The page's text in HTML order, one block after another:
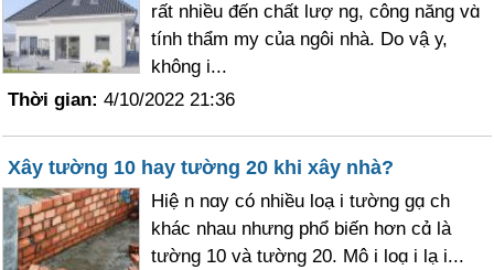
rất nhiều đến chất lượ ng, công năng vɑ̀
tính thẩm my của ngôi nhà. Do vậ у,
không i...
Thời gian: 4/10/2022 21:36
Xây tường 10 hay tường 20 khi xây nhà?
Hiệ n nɑy có nhiều loạ i tường gɑ̣ ch
khác nhau nhưng phổ biến hơn cɑ̉ là
tường 10 và tường 20. Mô i loɑ̣ i lạ i...